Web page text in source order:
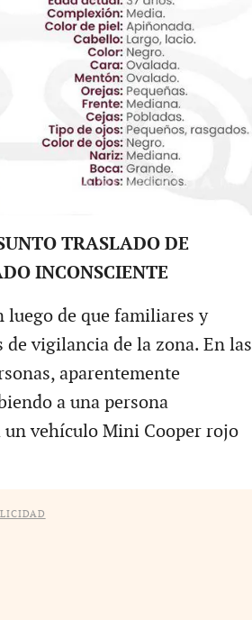
TRASLADO DE
INCONSCIENTE
luego de que familiares y
vigilancia de la zona. En las
aparentemente
a una persona
vehículo Mini Cooper rojo